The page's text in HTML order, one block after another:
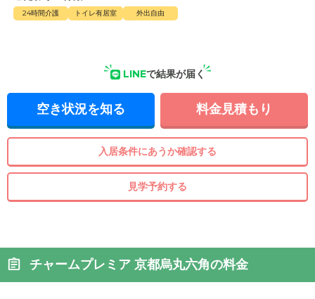
24時間介護 トイレ有居室 外出自由
LINEで結果が届く
空き状況を知る 料金見積もり
入居条件にあうか確認する
見学予約する
チャームプレミア 京都烏丸六角の料金